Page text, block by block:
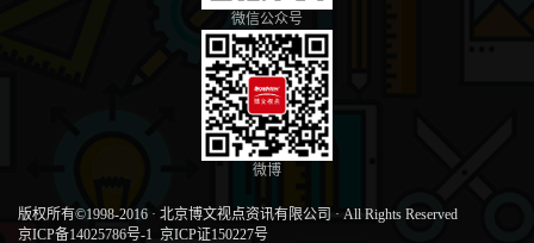
微信公众号
微博
版权所有©1998-2016 · 北京博文视点资讯有限公司 · All Rights Reserved
京ICP备14025786号-1 京ICP证150227号